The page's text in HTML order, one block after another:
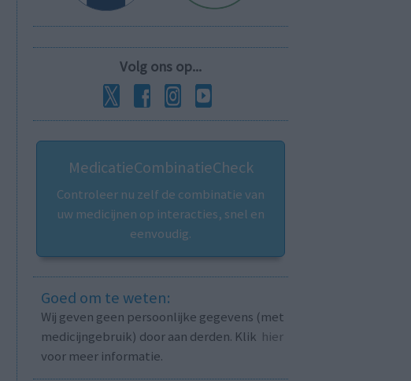
Volg ons op...
MedicatieCombinatieCheck
Controleer nu zelf de combinatie van
uw medicijnen op interacties, snel en
eenvoudig.
Goed om te weten:
Wij geven geen persoonlijke gegevens (met
medicijngebruik) door aan derden. Klik hier
voor meer informatie.